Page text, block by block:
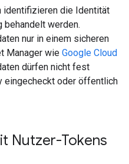
identifizieren die Identität
werden.
nur in einem sicheren
Manager wie Google Cloud
dürfen nicht fest
eingecheckt oder öffentlich
Nutzer-Tokens